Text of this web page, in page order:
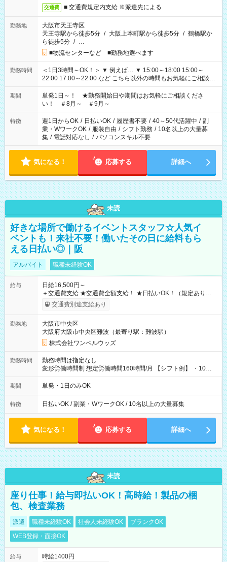
交通費 ■ 交通費規定内支給 ※派遣先による
勤務地
大阪市天王寺区
天王寺駅から徒歩5分 / 大阪上本町駅から徒歩5分 / 鶴橋駅か
ら徒歩5分 / …
■物流センターなど ■勤務地選べます
勤務時間
＜1日3時間～OK！＞ ▼ 例えば… ▼ 15:00～18:00 15:00～
22:00 17:00～22:00 など こちら以外の時間もお気軽にご相談く
ださい！
期間
単発1日～！ ★勤務開始日や期間はお気軽にご相談くださ
い！ ＃8月～ ＃9月～
特徴 週1日からOK / 日払いOK / 履歴書不要 / 40～50代活躍中 / 副
業・WワークOK / 服装自由 / シフト勤務 / 10名以上の大量募
集 / 電話対応なし / パソコンスキル不要
気になる！ 応募する 詳細へ
未読
好きな場所で働けるイベントスタッフ☆人気イ
ベントも！来社不要！働いたその日に給料もら
える日払い◎｜阪
アルバイト 職種未経験OK
給与
日給16,500円～
＋交通費支給 ★交通費全額支給！ ★日払いOK！（規定あり） ┗
働いたその日に現金GET♪ お仕事後はコンビニATMから 日払
交通費別途支給あり
勤務地
大阪市中央区
大阪府大阪市中央区難波（最寄り駅：難波駅）
株式会社ワンベルウッズ
勤務時間
勤務時間は指定なし
変形労働時間制 想定労働時間160時間/月 【シフト例】 ・10：
00～20：00
期間 単発・1日のみOK
特徴 日払いOK / 副業・WワークOK / 10名以上の大量募集
気になる！ 応募する 詳細へ
未読
座り仕事！給与即払いOK！高時給！製品の梱
包、検査業務
派遣 職種未経験OK 社会人未経験OK
ブランクOK
WEB登録・面接OK
給与
時給1400円